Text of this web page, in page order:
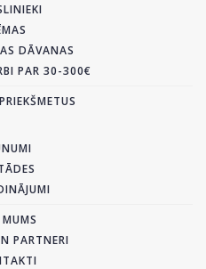
DĀVANAS
PAR 30-300€
PARTNERI